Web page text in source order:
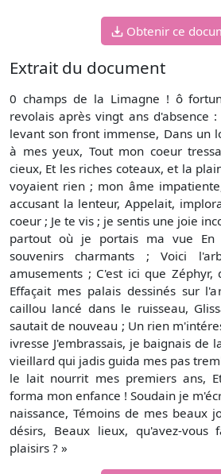
Obtenir ce
Extrait du document
0 champs de la Limagne ! ô
revolais après vingt ans d'absence
levant son front immense, Dans un
à mes yeux, Tout mon coeur
cieux, Et les riches coteaux, et la
voyaient rien ; mon âme
accusant la lenteur, Appelait,
coeur ; Je te vis ; je sentis une joie
partout où je portais ma vue En
souvenirs charmants ; Voici
amusements ; C'est ici que Zéphyr,
Effaçait mes palais dessinés sur
caillou lancé dans le ruisseau,
sautait de nouveau ; Un rien
ivresse J'embrassais, je baignais de
vieillard qui jadis guida mes pas
le lait nourrit mes premiers ans,
forma mon enfance ! Soudain je
naissance, Témoins de mes beaux
désirs, Beaux lieux, qu'avez-
plaisirs ? »